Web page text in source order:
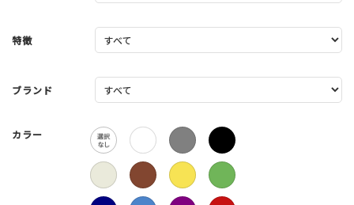
特徴
ブランド
カラー